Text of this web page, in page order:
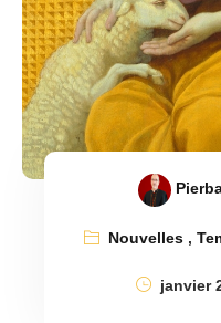
Nouvelles,
janvier